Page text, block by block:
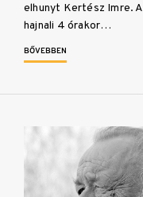
elhunyt Kertész Imre.
hajnali 4 órakor…
BŐVEBBEN